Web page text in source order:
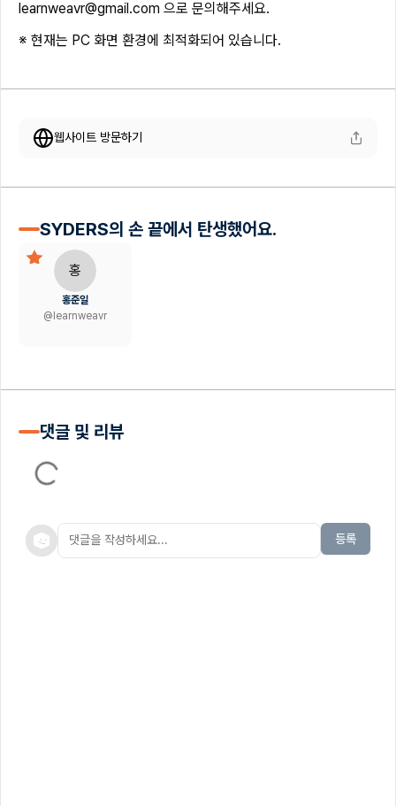
learnweavr@gmail.com 으로 문의해주세요.
※ 현재는 PC 화면 환경에 최적화되어 있습니다.
웹사이트 방문하기
SYDERS의 손 끝에서 탄생했어요.
홍
홍준일
@learnweavr
댓글 및 리뷰
등록